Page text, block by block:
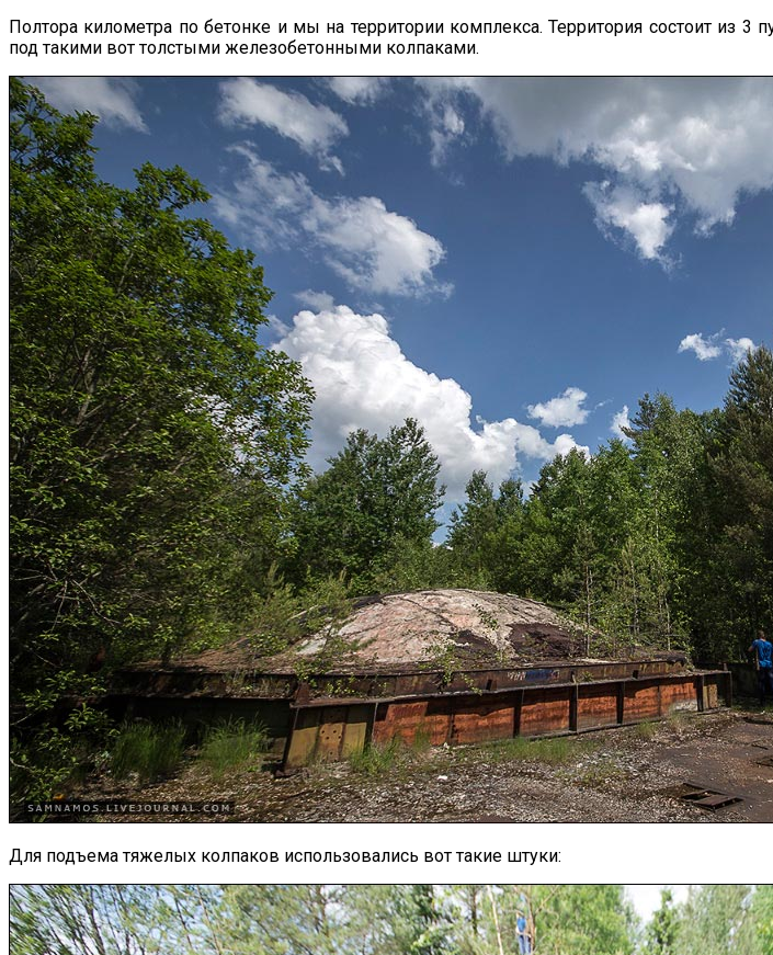
Полтора километра по бетонке и мы на территории комплекса. Территория состоит из
под такими вот толстыми железобетонными колпаками.
Для подъема тяжелых колпаков использовались вот такие штуки: